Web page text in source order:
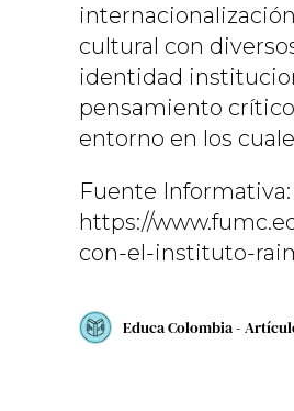
cultural con
identidad
pensamiento
entorno en los
Fuente
https://
con-el-instituto-
Educa Colombia -